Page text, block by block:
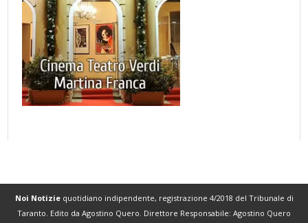
Noi Notiziequotidiano indipendente, registrazione 4/2018 del Tribunale di
Taranto. Edito da Agostino Quero. Direttore Responsabile: Agostino Quero